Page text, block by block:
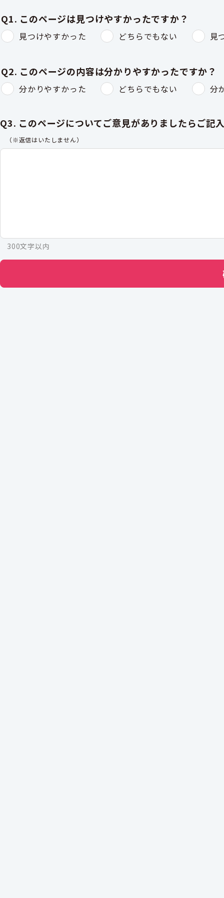
Q1. このページは見つけやすかったですか？
見つけやすかった どちらでもない 見
Q2. このページの内容は分かりやすかったですか？
分かりやすかった どちらでもない 分
Q3. このページについてご意見がありましたらご記
（※返信はいたしません）
300文字以内